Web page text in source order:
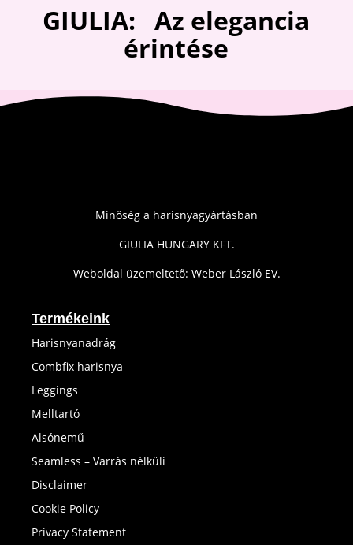
GIULIA: Az elegancia
érintése
Minőség a harisnyagyártásban
GIULIA HUNGARY KFT.
Weboldal üzemeltető: Weber László EV.
Termékeink
Harisnyanadrág
Combfix harisnya
Leggings
Melltartó
Alsónemű
Seamless – Varrás nélküli
Disclaimer
Cookie Policy
Privacy Statement